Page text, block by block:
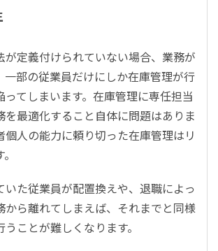
が定義付けられていない場合、業務が
一部の従業員だけにしか在庫管理が行
ってしまいます。在庫管理に専任担当
を最適化すること自体に問題はありま
個人の能力に頼り切った在庫管理はリ
いた従業員が配置換えや、退職によっ
から離れてしまえば、それまでと同様
ことが難しくなります。